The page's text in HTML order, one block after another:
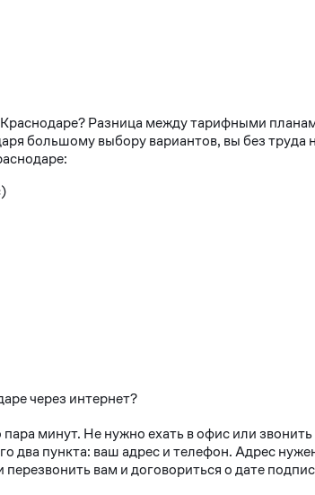
Разница между тарифными
большому выбору вариантов, вы без
через интернет?
минут. Не нужно ехать в офис или
два пункта: ваш адрес и телефон. Адрес
вам и договориться о дате